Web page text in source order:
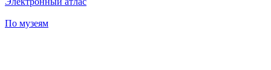
По музеям